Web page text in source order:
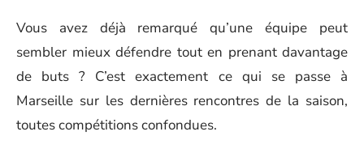
Vous avez déjà remarqué qu’une équipe peut
sembler mieux défendre tout en prenant davantage
de buts ? C’est exactement ce qui se passe à
Marseille sur les dernières rencontres de la saison,
toutes compétitions confondues.